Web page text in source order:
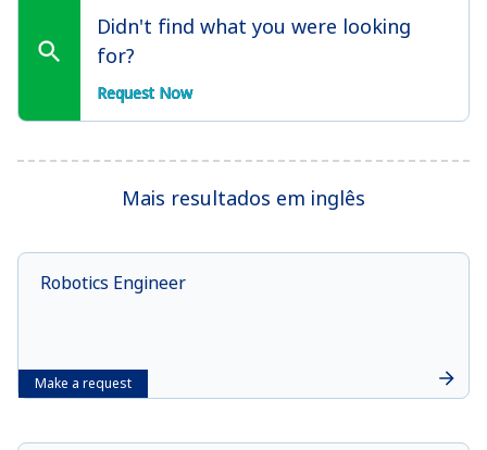
Didn't find what you were looking
for?
Request Now
Mais resultados em inglês
Make a request
Robotics Engineer